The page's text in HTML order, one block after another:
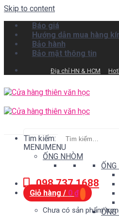
Skip to content
Báo giá
Hướng dẫn mua hàng
Bảo hành
Bảo mật thông tin
Địa chỉ HN & HCM
Tìm kiếm:
098.737.1688
Giỏ hàng / 0 ₫
Chưa có sản phẩm
MENUMENU
ỐNG NHÒM
ỐNG